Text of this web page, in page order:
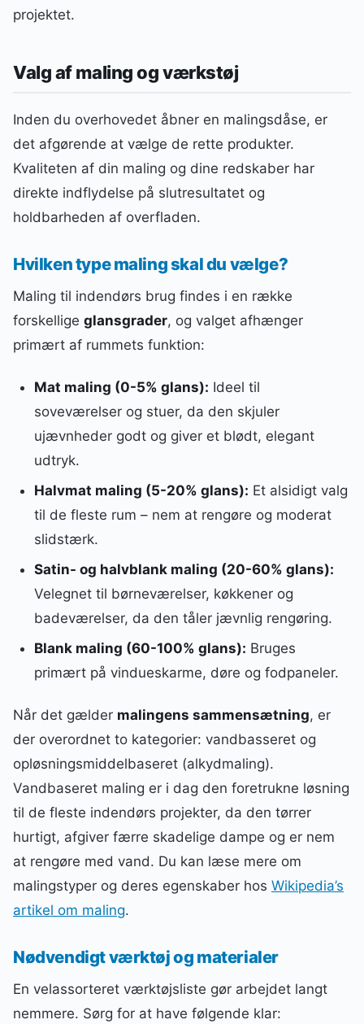
projektet.
Valg af maling og værkstøj
Inden du overhovedet åbner en malingsdåse, er
det afgørende at vælge de rette produkter.
Kvaliteten af din maling og dine redskaber har
direkte indflydelse på slutresultatet og
holdbarheden af overfladen.
Hvilken type maling skal du vælge?
Maling til indendørs brug findes i en række
forskellige glansgrader, og valget afhænger
primært af rummets funktion:
Mat maling (0-5% glans): Ideel til
soveværelser og stuer, da den skjuler
ujævnheder godt og giver et blødt, elegant
udtryk.
Halvmat maling (5-20% glans): Et alsidigt valg
til de fleste rum – nem at rengøre og moderat
slidstærk.
Satin- og halvblank maling (20-60% glans):
Velegnet til børneværelser, køkkener og
badeværelser, da den tåler jævnlig rengøring.
Blank maling (60-100% glans): Bruges
primært på vindueskarme, døre og fodpaneler.
Når det gælder malingens sammensætning, er
der overordnet to kategorier: vandbasseret og
opløsningsmiddelbaseret (alkydmaling).
Vandbaseret maling er i dag den foretrukne løsning
til de fleste indendørs projekter, da den tørrer
hurtigt, afgiver færre skadelige dampe og er nem
at rengøre med vand. Du kan læse mere om
malingstyper og deres egenskaber hos Wikipedia’s
artikel om maling.
Nødvendigt værktøj og materialer
En velassorteret værktøjsliste gør arbejdet langt
nemmere. Sørg for at have følgende klar: